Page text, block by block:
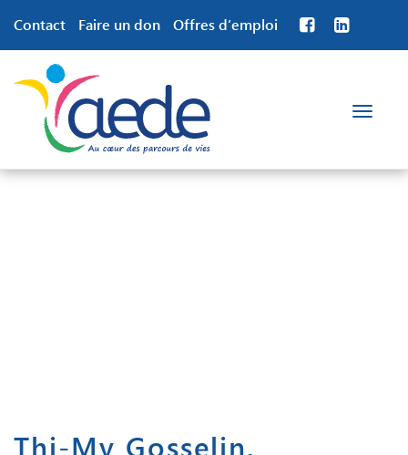
Contact Faire un don Offres d’emploi
Toggle
Thi-My Gosselin,